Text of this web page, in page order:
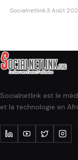
Socialnetlink·3 Août
Socialnetlink est le
et la technologie en